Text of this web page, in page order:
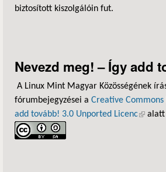
biztosított kiszolgálóin fut.
Nevezd meg! – Így add
A Linux Mint Magyar Közösségének
fórumbejegyzései a Creative
add tovább! 3.0 Unported Licenc(külső
alatt